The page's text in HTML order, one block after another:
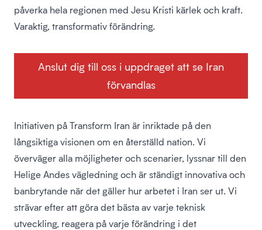
påverka hela regionen med Jesu Kristi kärlek och kraft.
Varaktig, transformativ förändring.
Anslut dig till oss i uppdraget att se Iran
förvandlas
Initiativen på Transform Iran är inriktade på den
långsiktiga visionen om en återställd nation. Vi
överväger alla möjligheter och scenarier, lyssnar till den
Helige Andes vägledning och är ständigt innovativa och
banbrytande när det gäller hur arbetet i Iran ser ut. Vi
strävar efter att göra det bästa av varje teknisk
utveckling, reagera på varje förändring i det